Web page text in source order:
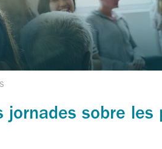
jornades sobre